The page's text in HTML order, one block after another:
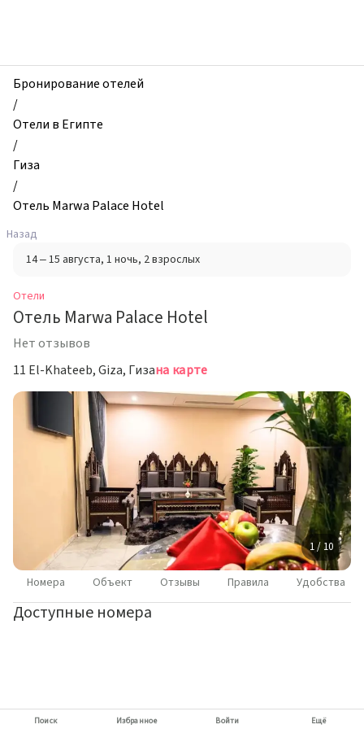
Отель
Marwa
Palace
Hotel,
Гиза,
Египет
Бронирование отелей
/
Отели в Египте
/
Гиза
/
Отель Marwa Palace Hotel
Назад
14 – 15 августа, 1 ночь, 2 взрослых
Отели
Отель Marwa Palace Hotel
Нет отзывов
11 El-Khateeb, Giza, Гизана карте
1 / 10
Номера Объект Отзывы Правила Удобства
Доступные номера
Поиск Избранное Войти Ещё